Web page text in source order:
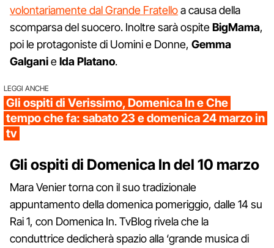
volontariamente dal Grande Fratelloa causa della
scomparsa del suocero. Inoltre sarà ospiteBigMama,
poi le protagoniste di Uomini e Donne, Gemma
GalganieIda Platano.
LEGGI ANCHE
Gli ospiti di Verissimo, Domenica In e Che
tempo che fa: sabato 23 e domenica 24 marzo in
tv
Gli ospiti di Domenica In del 10 marzo
Mara Venier torna con il suo tradizionale
appuntamento della domenica pomeriggio, dalle 14 su
Rai 1, con Domenica In. TvBlog rivela che la
conduttrice dedicherà spazio alla ‘grande musica di